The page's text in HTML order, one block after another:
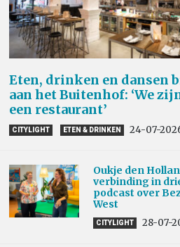
Eten, drinken en dansen
aan het Buitenhof: ‘We
een restaurant’
CITYLIGHT ETEN & DRINKEN 24-07-
Oukje den
verbinding in
podcast over
West
CITYLIGHT 28-07-